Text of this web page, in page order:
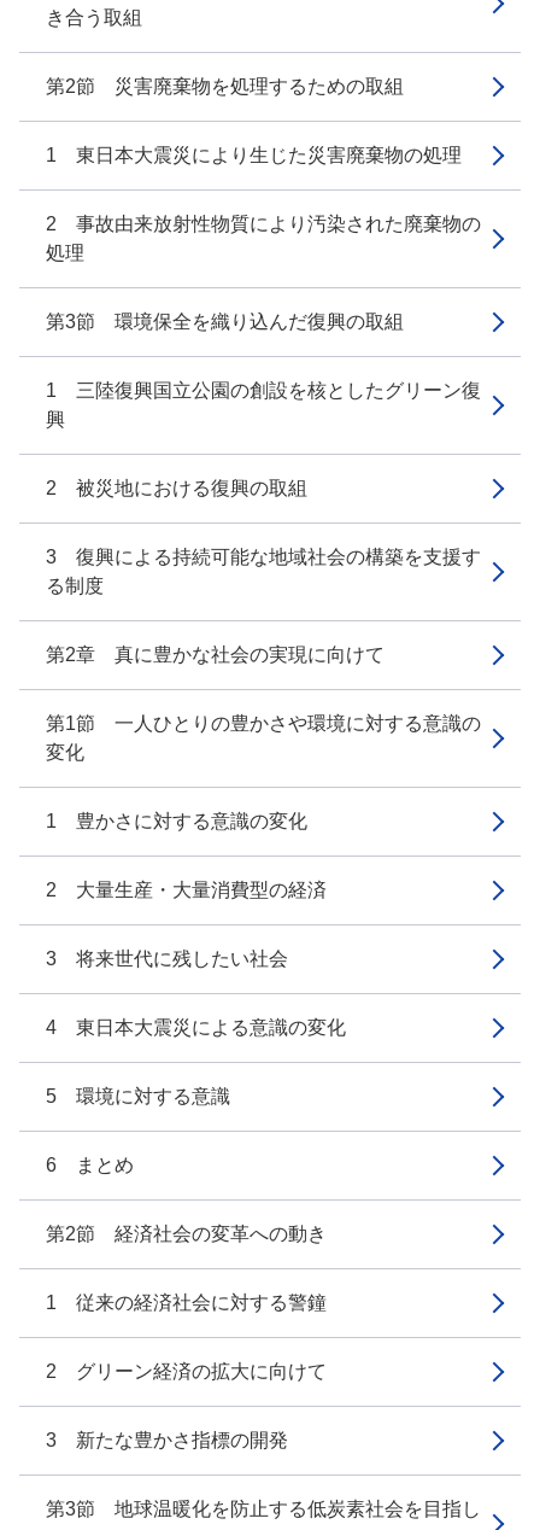
き合う取組
第2節 災害廃棄物を処理するための取組
1 東日本大震災により生じた災害廃棄物の処理
2 事故由来放射性物質により汚染された廃棄物の
処理
第3節 環境保全を織り込んだ復興の取組
1 三陸復興国立公園の創設を核としたグリーン復
興
2 被災地における復興の取組
3 復興による持続可能な地域社会の構築を支援す
る制度
第2章 真に豊かな社会の実現に向けて
第1節 一人ひとりの豊かさや環境に対する意識の
変化
1 豊かさに対する意識の変化
2 大量生産・大量消費型の経済
3 将来世代に残したい社会
4 東日本大震災による意識の変化
5 環境に対する意識
6 まとめ
第2節 経済社会の変革への動き
1 従来の経済社会に対する警鐘
2 グリーン経済の拡大に向けて
3 新たな豊かさ指標の開発
第3節 地球温暖化を防止する低炭素社会を目指し